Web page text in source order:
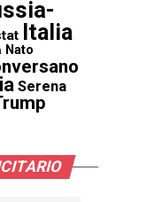
Italia
Nato
Serena